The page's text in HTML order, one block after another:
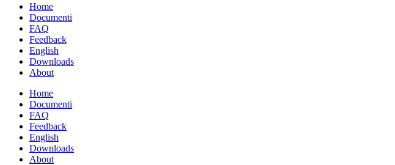
Home
Documenti
FAQ
Feedback
English
Downloads
About
Home
Documenti
FAQ
Feedback
English
Downloads
About